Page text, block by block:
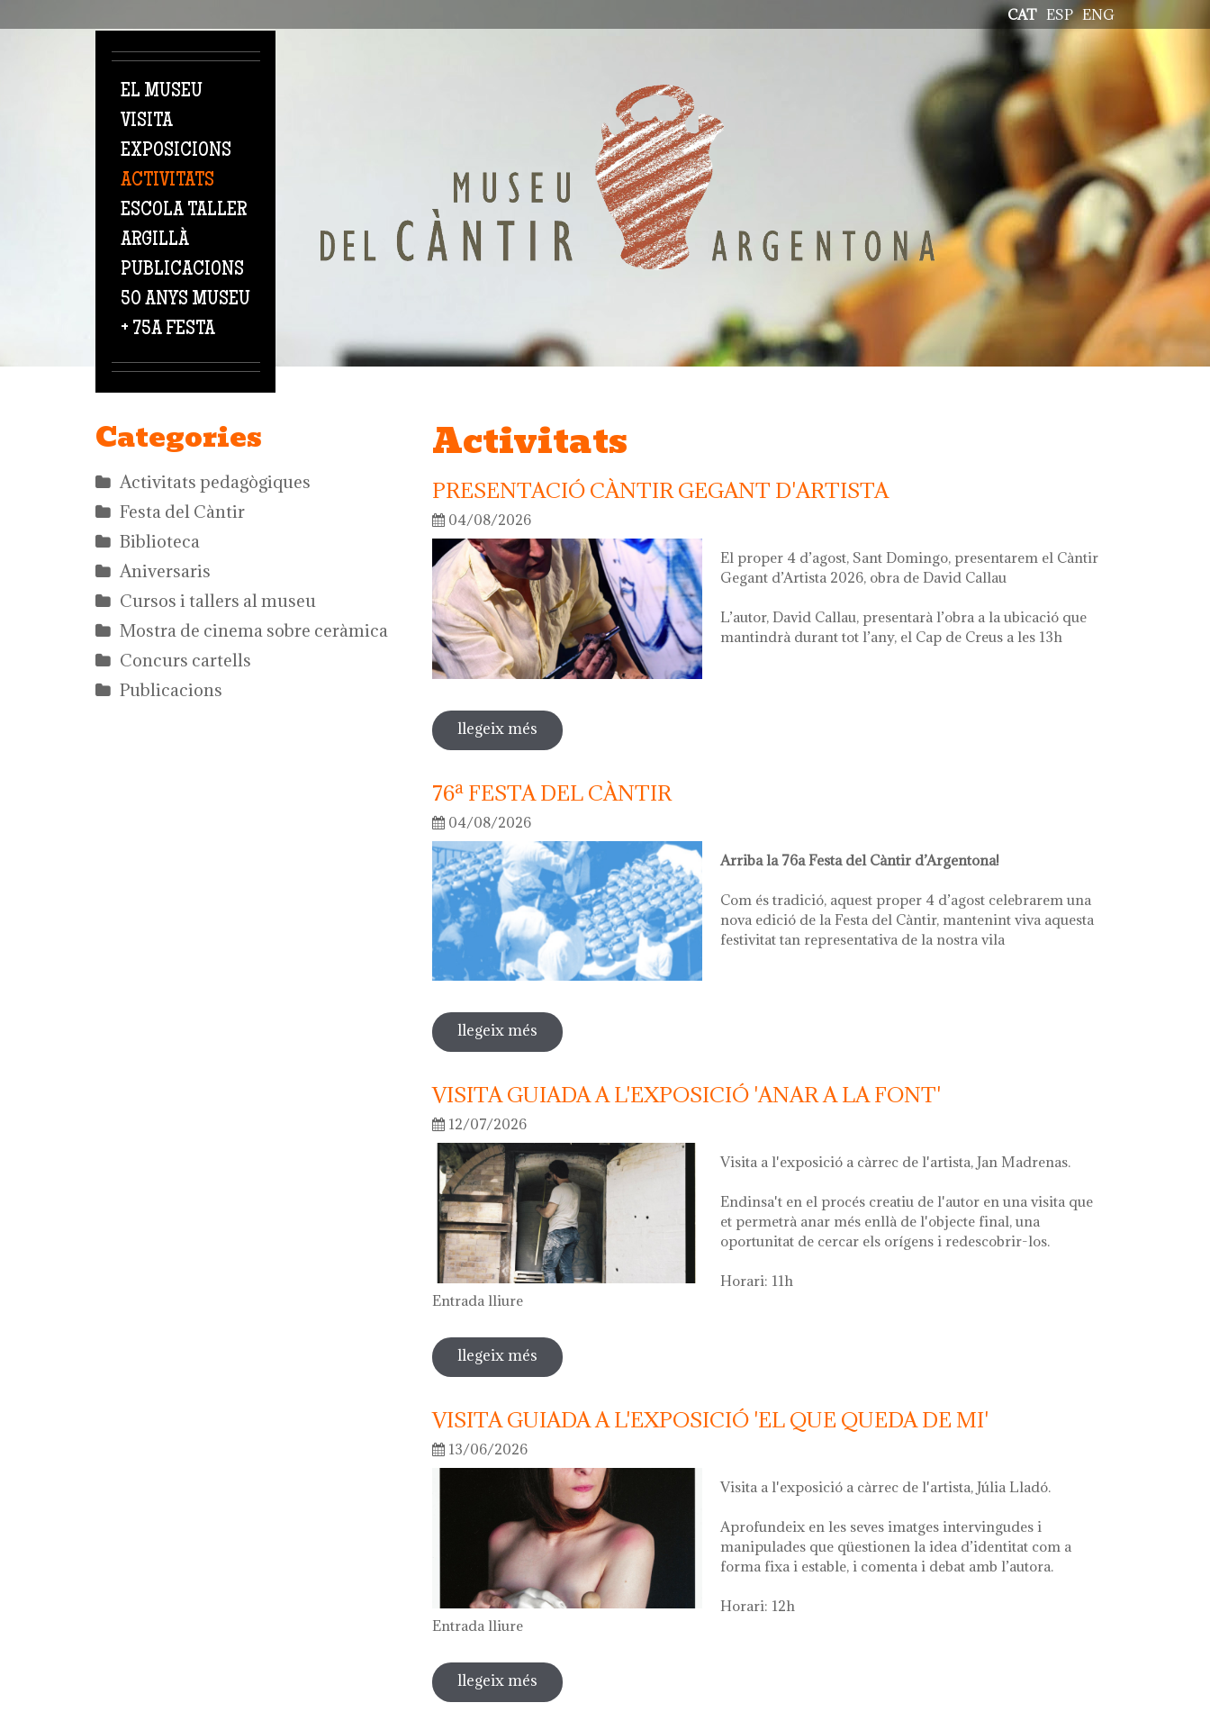
ENG
ESP
CAT
EL MUSEU
VISITA
EXPOSICIONS
ACTIVITATS
ESCOLA TALLER
ARGILLÀ
PUBLICACIONS
50 ANYS MUSEU
+ 75A FESTA
Categories
Activitats pedagògiques
Festa del Càntir
Biblioteca
Aniversaris
Cursos i tallers al museu
Mostra de cinema sobre ceràmica
Concurs cartells
Publicacions
Activitats
PRESENTACIÓ CÀNTIR GEGANT D'ARTISTA
04/08/2026
El proper 4 d’agost, Sant Domingo, presentarem el Càntir
Gegant d’Artista 2026, obra de David Callau
L’autor, David Callau, presentarà l’obra a la ubicació que
mantindrà durant tot l’any, el Cap de Creus a les 13h
llegeix més sobre presentació càntir gegant d'artista
76ª FESTA DEL CÀNTIR
04/08/2026
Arriba la 76a Festa del Càntir d’Argentona!
Com és tradició, aquest proper 4 d’agost celebrarem una
nova edició de la Festa del Càntir, mantenint viva aquesta
festivitat tan representativa de la nostra vila
llegeix més sobre 76ª festa del càntir
VISITA GUIADA A L'EXPOSICIÓ 'ANAR A LA FONT'
12/07/2026
Visita a l'exposició a càrrec de l'artista, Jan Madrenas.
Endinsa't en el procés creatiu de l'autor en una visita que
et permetrà anar més enllà de l'objecte final, una
oportunitat de cercar els orígens i redescobrir-los.
Horari: 11h
Entrada lliure
llegeix més sobre visita guiada a l'exposició 'anar a la font'
VISITA GUIADA A L'EXPOSICIÓ 'EL QUE QUEDA DE MI'
13/06/2026
Visita a l'exposició a càrrec de l'artista, Júlia Lladó.
Aprofundeix en les seves imatges intervingudes i
manipulades que qüestionen la idea d’identitat com a
forma fixa i estable, i comenta i debat amb l’autora.
Horari: 12h
Entrada lliure
llegeix més sobre visita guiada a l'exposició 'el que queda de mi'